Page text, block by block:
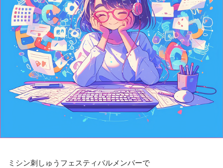
ミシン刺しゅうフェスティバルメンバーで